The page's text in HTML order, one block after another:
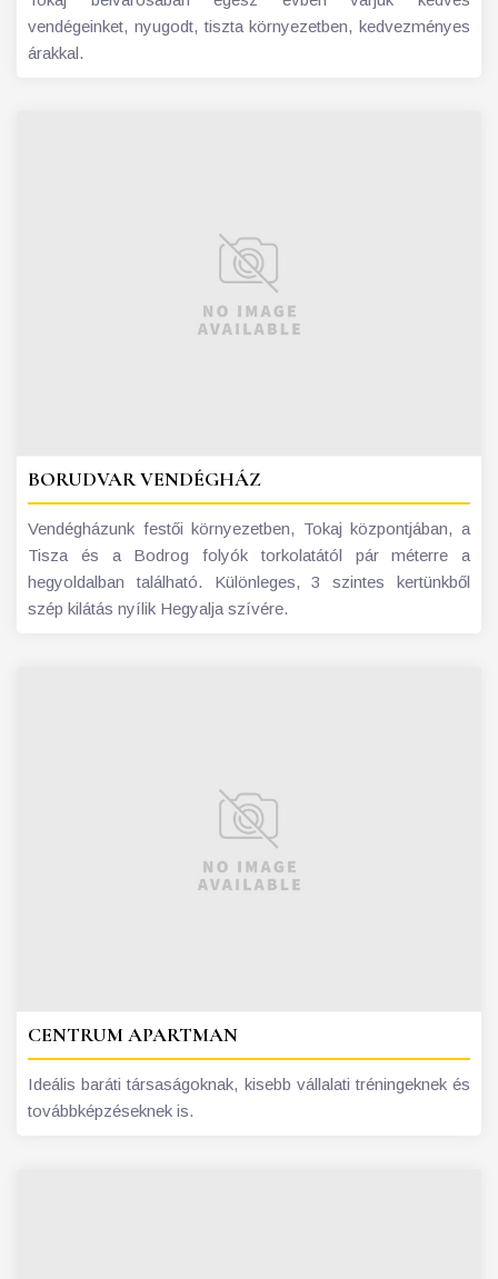
vendégeinket, nyugodt, tiszta környezetben, kedvezményes
árakkal.
BORUDVAR VENDÉGHÁZ
Vendégházunk festői környezetben, Tokaj központjában, a
Tisza és a Bodrog folyók torkolatától pár méterre a
hegyoldalban található. Különleges, 3 szintes kertünkből
szép kilátás nyílik Hegyalja szívére.
CENTRUM APARTMAN
Ideális baráti társaságoknak, kisebb vállalati tréningeknek és
továbbképzéseknek is.